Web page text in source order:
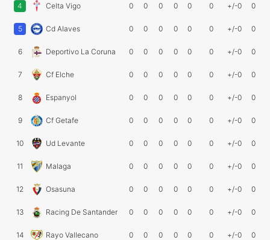
4 Celta Vigo 0 0 0 0 0 0 +/-0 0
5 Cd Alaves 0 0 0 0 0 0 +/-0 0
6 Deportivo La Coruna 0 0 0 0 0 0 +/-0 0
7 Cf Elche 0 0 0 0 0 0 +/-0 0
8 Espanyol 0 0 0 0 0 0 +/-0 0
9 Cf Getafe 0 0 0 0 0 0 +/-0 0
10 Ud Levante 0 0 0 0 0 0 +/-0 0
11 Malaga 0 0 0 0 0 0 +/-0 0
12 Osasuna 0 0 0 0 0 0 +/-0 0
13 Racing De Santander 0 0 0 0 0 0 +/-0 0
14 Rayo Vallecano 0 0 0 0 0 0 +/-0 0